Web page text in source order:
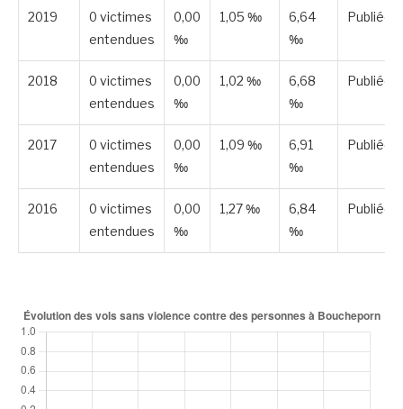
2019
0 victimes
entendues
0,00
‰
1,05 ‰
6,64
‰
Publiée
2018
0 victimes
entendues
0,00
‰
1,02 ‰
6,68
‰
Publiée
2017
0 victimes
entendues
0,00
‰
1,09 ‰
6,91
‰
Publiée
2016
0 victimes
entendues
0,00
‰
1,27 ‰
6,84
‰
Publiée